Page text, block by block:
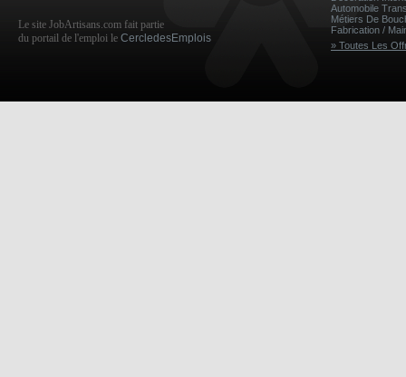
Le site JobArtisans.com fait partie
du portail de l'emploi le CercledesEmplois
Automobile
Métiers De
Fabrication /
» Toutes Les